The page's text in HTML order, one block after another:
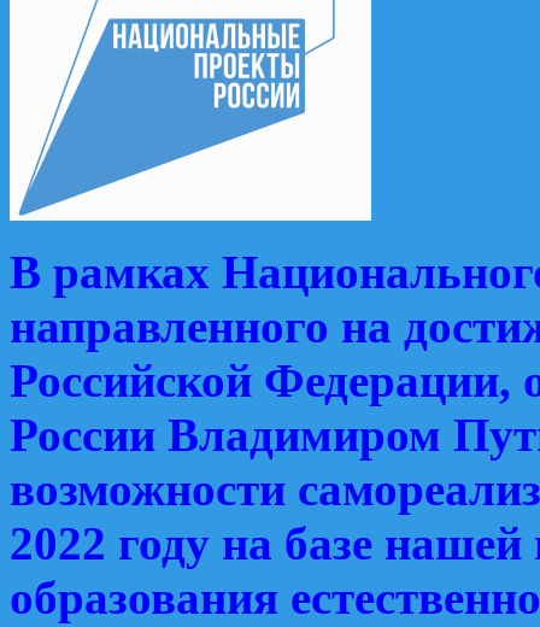
В рамках
направленного на
Российской Федерации,
России Владимиром
возможности
2022 году на базе
образования